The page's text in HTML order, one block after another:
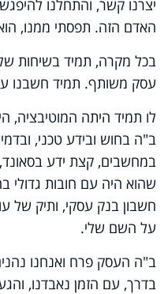
יצרנו קשר, והתחלנו
האדם הזה. תפסתי ממנו,
בכל מקרה, תמיד בשיחות
עסק משותף. תמיד חשבנו
לו תמיד היתה המוטיבציה,
ב"ה בחוש ובידע טכני,
במחשבים, קצת ידע בסאונד,
שהוא היה עם חובות גדולי
חשבון בנק עסקי, ותיק של
על השם שלי.
ב"ה העסק פרח ואנחנו
בדרך, עם הזמן נאבדנו,